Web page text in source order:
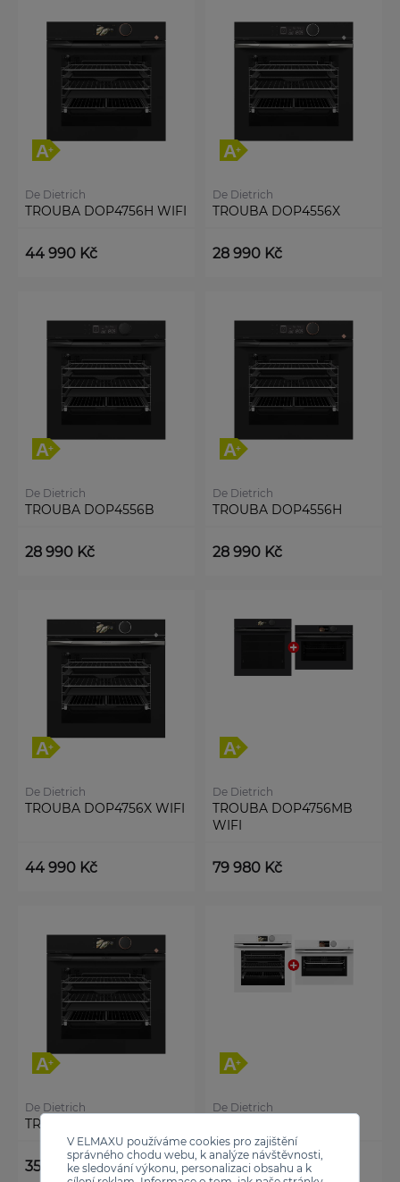
V ELMAXU používáme cookies pro zajištění
správného chodu webu, k analýze návštěvnosti,
ke sledování výkonu, personalizaci obsahu a k
De Dietrich
TROUBA DOP4756H WIFI
44 990 Kč
De Dietrich
TROUBA DOP4556X
28 990 Kč
De Dietrich
TROUBA DOP4556B
28 990 Kč
De Dietrich
TROUBA DOP4556H
28 990 Kč
De Dietrich
TROUBA DOP4756X WIFI
44 990 Kč
De Dietrich
TROUBA DOP4756MB
WIFI
79 980 Kč
De Dietrich
TROUBA DOP4746HT
35 990 Kč
De Dietrich
65 980 Kč